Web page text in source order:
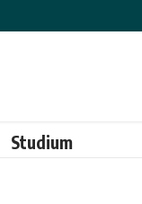
Studium